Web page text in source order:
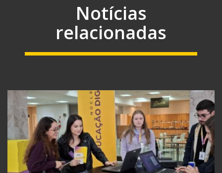
Notícias
relacionadas